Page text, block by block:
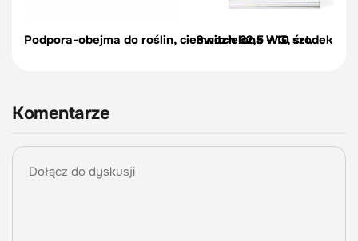
Podpora-obejma do roślin, ciemnozielona – 10 szt.
Switch 62,5 WG, środek
Komentarze